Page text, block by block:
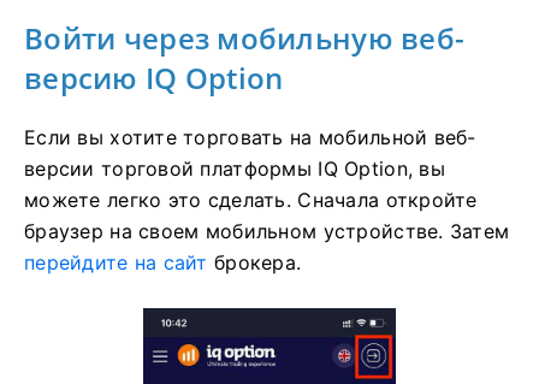
Войти через мобильную веб-
версию IQ Option
Если вы хотите торговать на мобильной веб-
версии торговой платформы IQ Option, вы
можете легко это сделать. Сначала откройте
браузер на своем мобильном устройстве. Затем
перейдите на сайт брокера.